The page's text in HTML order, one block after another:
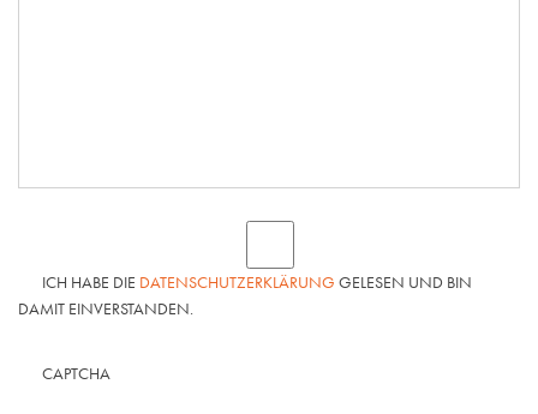
ICH HABE DIE DATENSCHUTZERKLÄRUNG GELESEN UND BIN
DAMIT EINVERSTANDEN.
CAPTCHA